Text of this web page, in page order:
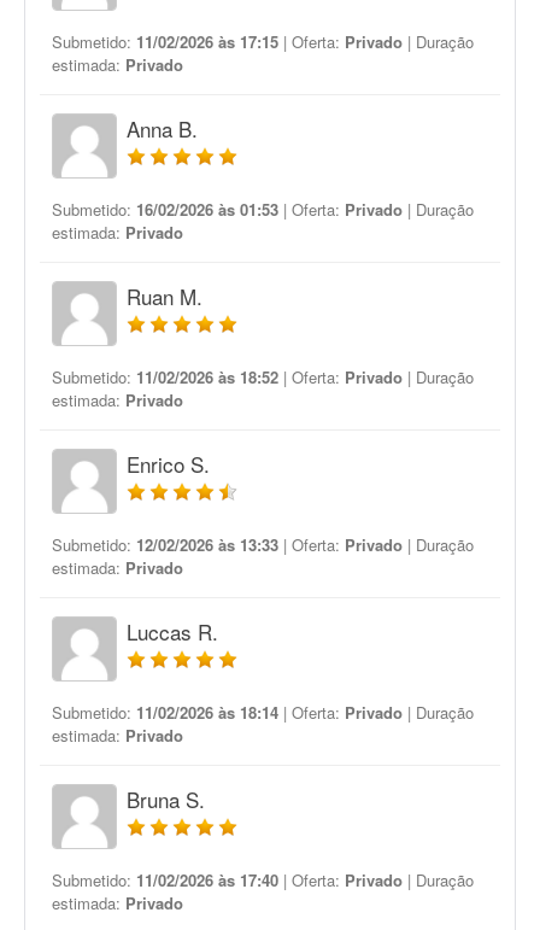
Submetido: 11/02/2026 às 17:15 | Oferta: Privado | Duração
estimada: Privado
Anna B.
Submetido: 16/02/2026 às 01:53 | Oferta: Privado | Duração
estimada: Privado
Ruan M.
Submetido: 11/02/2026 às 18:52 | Oferta: Privado | Duração
estimada: Privado
Enrico S.
Submetido: 12/02/2026 às 13:33 | Oferta: Privado | Duração
estimada: Privado
Luccas R.
Submetido: 11/02/2026 às 18:14 | Oferta: Privado | Duração
estimada: Privado
Bruna S.
Submetido: 11/02/2026 às 17:40 | Oferta: Privado | Duração
estimada: Privado